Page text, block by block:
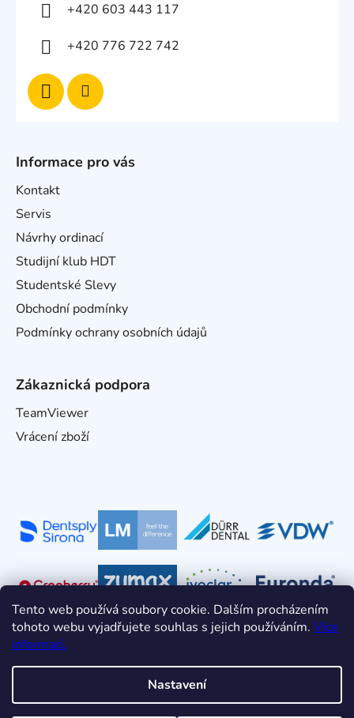
Tento web používá soubory cookie. Dalším procházením
tohoto webu vyjadřujete souhlas s jejich používáním. Více
informací.
Nastavení
+420 603 443 117
+420 776 722 742
Informace pro vás
Kontakt
Servis
Návrhy ordinací
Studijní klub HDT
Studentské Slevy
Obchodní podmínky
Podmínky ochrany osobních údajů
Zákaznická podpora
TeamViewer
Vrácení zboží